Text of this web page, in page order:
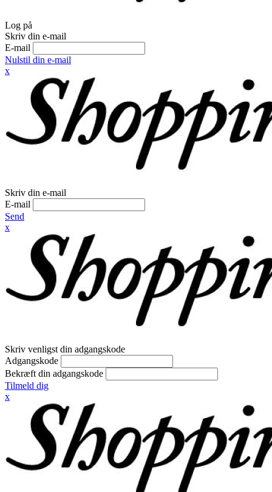
Log på
Skriv din e-mail
E-mail
Nulstil din e-mail
x
Skriv din e-mail
E-mail
Send
x
Skriv venligst din adgangskode
Adgangskode
Bekræft din adgangskode
Tilmeld dig
x